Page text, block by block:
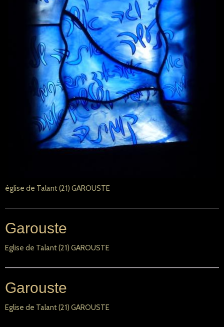
église de Talant (21) GAROUSTE
Garouste
Eglise de Talant (21) GAROUSTE
Garouste
Eglise de Talant (21) GAROUSTE